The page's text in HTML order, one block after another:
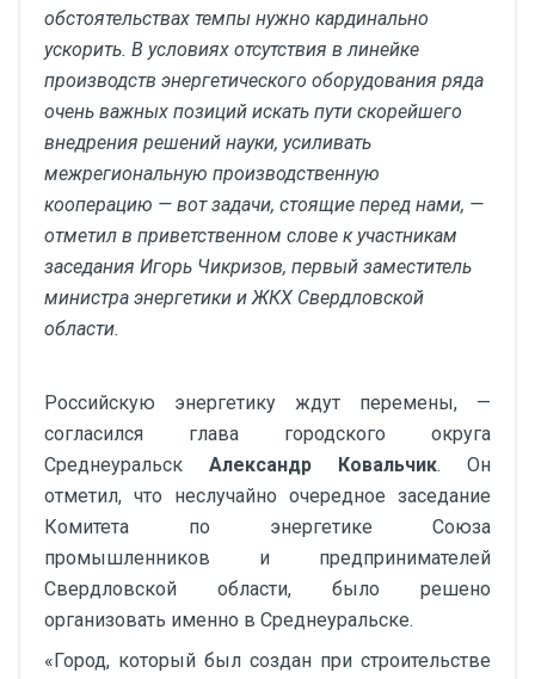
обстоятельствах темпы нужно кардинально
ускорить. В условиях отсутствия в линейке
производств энергетического оборудования ряда
очень важных позиций искать пути скорейшего
внедрения решений науки, усиливать
межрегиональную производственную
кооперацию — вот задачи, стоящие перед нами, —
отметил в приветственном слове к участникам
заседания Игорь Чикризов, первый заместитель
министра энергетики и ЖКХ Свердловской
области.
Российскую энергетику ждут перемены, —
согласился глава городского округа
Среднеуральск Александр Ковальчик. Он
отметил, что неслучайно очередное заседание
Комитета по энергетике Союза
промышленников и предпринимателей
Свердловской области, было решено
организовать именно в Среднеуральске.
«Город, который был создан при строительстве